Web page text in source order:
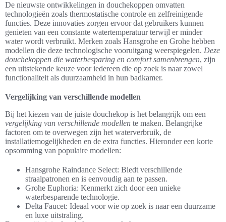
De nieuwste ontwikkelingen in douchekoppen omvatten
technologieën zoals thermostatische controle en zelfreinigende
functies. Deze innovaties zorgen ervoor dat gebruikers kunnen
genieten van een constante watertemperatuur terwijl er minder
water wordt verbruikt. Merken zoals Hansgrohe en Grohe hebben
modellen die deze technologische vooruitgang weerspiegelen. Deze
douchekoppen die waterbesparing en comfort samenbrengen, zijn
een uitstekende keuze voor iedereen die op zoek is naar zowel
functionaliteit als duurzaamheid in hun badkamer.
Vergelijking van verschillende modellen
Bij het kiezen van de juiste douchekop is het belangrijk om een
vergelijking van verschillende modellen te maken. Belangrijke
factoren om te overwegen zijn het waterverbruik, de
installatiemogelijkheden en de extra functies. Hieronder een korte
opsomming van populaire modellen:
Hansgrohe Raindance Select: Biedt verschillende
straalpatronen en is eenvoudig aan te passen.
Grohe Euphoria: Kenmerkt zich door een unieke
waterbesparende technologie.
Delta Faucet: Ideaal voor wie op zoek is naar een duurzame
en luxe uitstraling.